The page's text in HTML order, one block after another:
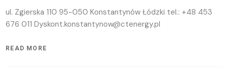
ul. Zgierska 110 95-050 Konstantynów Łódzki tel.: +48 453
676 011 Dyskont.konstantynow@ctenergy.pl
READ MORE